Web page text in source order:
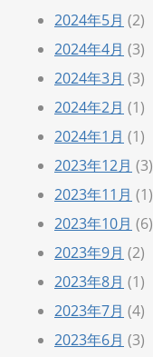
2024年5月 (2)
2024年4月 (3)
2024年3月 (3)
2024年2月 (1)
2024年1月 (1)
2023年12月 (3)
2023年11月 (1)
2023年10月 (6)
2023年9月 (2)
2023年8月 (1)
2023年7月 (4)
2023年6月 (3)